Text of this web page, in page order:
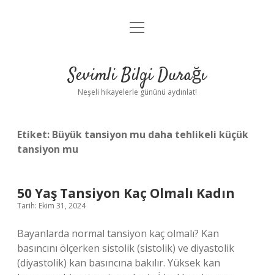
Anasayfa
Yasal Uyarı
menüyü
Sevimli Bilgi Durağı
Neşeli hikayelerle gününü aydınlat!
Etiket: Büyük tansiyon mu daha tehlikeli küçük
tansiyon mu
50 Yaş Tansiyon Kaç Olmalı Kadın
Tarih: Ekim 31, 2024
Bayanlarda normal tansiyon kaç olmalı? Kan
basıncını ölçerken sistolik (sistolik) ve diyastolik
(diyastolik) kan basıncına bakılır. Yüksek kan